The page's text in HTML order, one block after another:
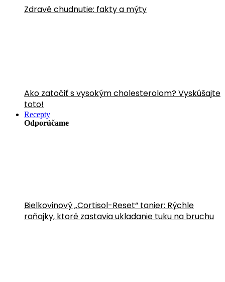
Zdravé chudnutie: fakty a mýty
Ako zatočiť s vysokým cholesterolom? Vyskúšajte
toto!
Recepty
Odporúčame
Bielkovinový „Cortisol-Reset“ tanier: Rýchle
raňajky, ktoré zastavia ukladanie tuku na bruchu